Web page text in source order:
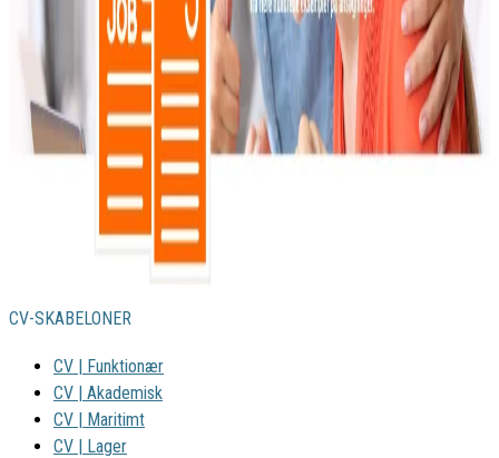
CV-SKABELONER
CV | Funktionær
CV | Akademisk
CV | Maritimt
CV | Lager